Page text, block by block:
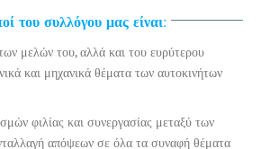
του συλλόγου μας είναι:
μελών του, αλλά και του ευρύτερου
και μηχανικά θέματα των αυτοκινήτων
φιλίας και συνεργασίας μεταξύ των
απόψεων σε όλα τα συναφή θέματα